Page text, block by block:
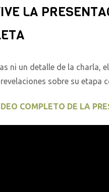
LA
ni un detalle de la charla,
sobre su etapa
COMPLETO DE LA